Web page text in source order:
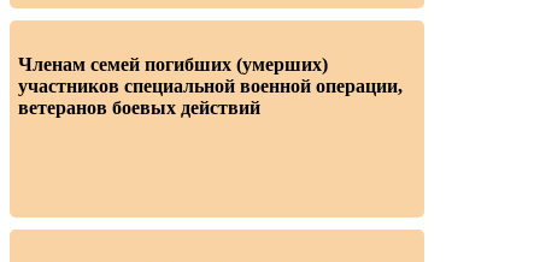
Членам семей погибших (умерших)
участников специальной военной операции,
ветеранов боевых действий